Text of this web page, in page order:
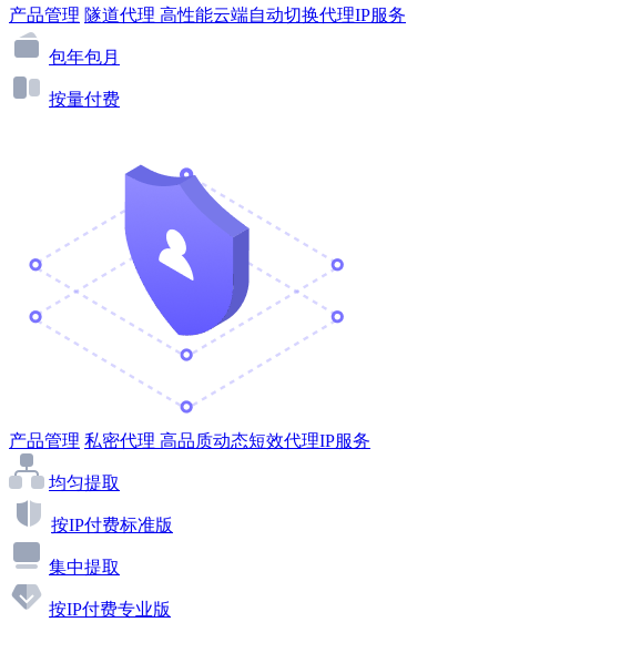
产品管理 隧道代理 高性能云端自动切换代理IP服务
包年包月
按量付费
产品管理 私密代理 高品质动态短效代理IP服务
均匀提取
按IP付费标准版
集中提取
按IP付费专业版